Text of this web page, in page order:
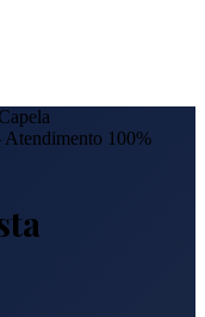
Capela
100%